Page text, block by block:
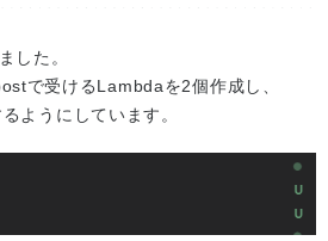
した。
で受けるLambdaを2個作成し、
ようにしています。